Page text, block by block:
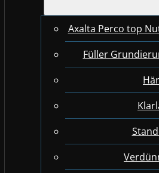
Axalta Perco top
Füller